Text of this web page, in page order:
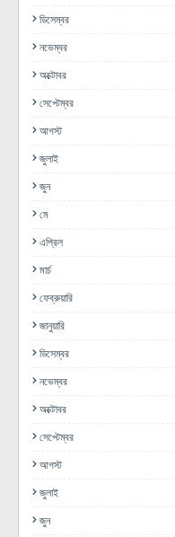
ডিসেম্বর
নভেম্বর
অক্টোবর
সেপ্টেম্বর
আগস্ট
জুলাই
জুন
মে
এপ্রিল
মার্চ
ফেব্রুয়ারি
জানুয়ারি
ডিসেম্বর
নভেম্বর
অক্টোবর
সেপ্টেম্বর
আগস্ট
জুলাই
জুন